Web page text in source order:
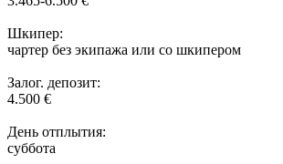
Шкипер:
чартер без экипажа или со шкипером
Залог. депозит:
4.500 €
День отплытия:
суббота